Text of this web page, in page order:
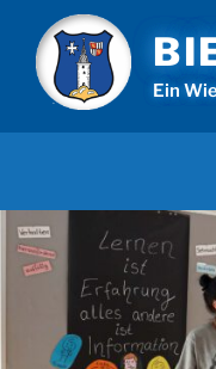
Inhalt
springen
Ein